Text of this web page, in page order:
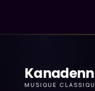
Kanadenn
MUSIQUE